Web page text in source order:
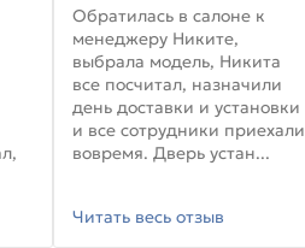
Обратилась в салоне к
менеджеру Никите,
выбрала модель, Никита
все посчитал, назначили
день доставки и установки
и все сотрудники приехали
вовремя. Дверь устан...
Читать весь отзыв